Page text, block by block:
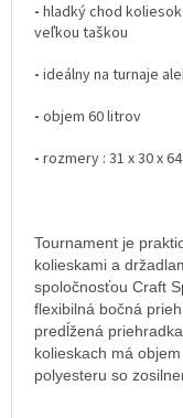
- hladký chod
veľkou taškou
- ideálny na turnaje
- objem 60 litrov
- rozmery : 31 x 30 x
Tournament je
kolieskami a
spoločnosťou Craft
flexibilná bočná
predĺžená
kolieskach má
polyesteru so